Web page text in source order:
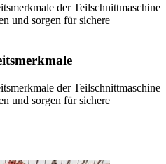
der Teilschnittmaschine
und sorgen für sichere
der Teilschnittmaschine
und sorgen für sichere